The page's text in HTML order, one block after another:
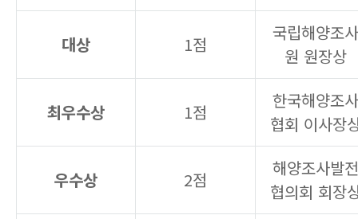
대상 1점
국립해양조사
원 원장상
최우수상 1점
한국해양조사
협회 이사장
우수상 2점
해양조사발전
협의회 회장